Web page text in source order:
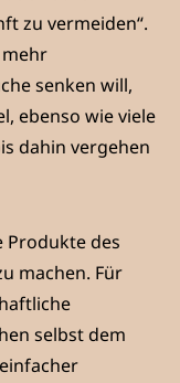
zu vermeiden“.
senken will,
ebenso wie viele
dahin vergehen
Produkte des
machen. Für
selbst dem